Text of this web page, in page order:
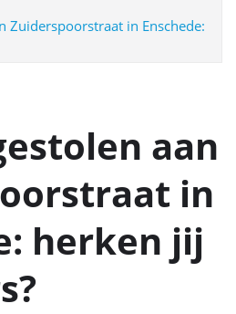
Zuiderspoorstraat in Enschede:
aan
in
herken jij